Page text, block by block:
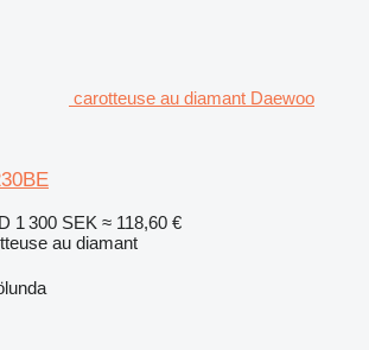
carotteuse au diamant Daewoo
1 300 SEK ≈ 118,60 €
au diamant